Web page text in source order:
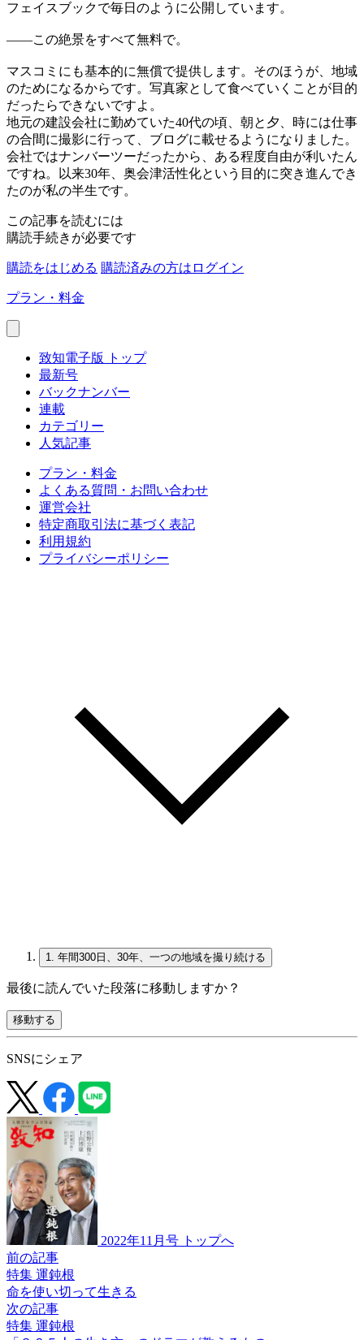
フェイスブックで毎日のように公開しています。
——この絶景をすべて無料で。
マスコミにも基本的に無償で提供します。そのほうが、地域
のためになるからです。写真家として食べていくことが目的
だったらできないですよ。
地元の建設会社に勤めていた40代の頃、朝と夕、時には仕事
の合間に撮影に行って、ブログに載せるようになりました。
会社ではナンバーツーだったから、ある程度自由が利いたん
ですね。以来30年、奥会津活性化という目的に突き進んでき
たのが私の半生です。
この記事を読むには
購読手続きが必要です
購読をはじめる 購読済みの方はログイン
プラン・料金
致知電子版 トップ
最新号
バックナンバー
連載
カテゴリー
人気記事
プラン・料金
よくある質問・お問い合わせ
運営会社
特定商取引法に基づく表記
利用規約
プライバシーポリシー
1. 年間300日、30年、一つの地域を撮り続ける
最後に読んでいた段落に移動しますか？
移動する
SNSにシェア
2022年11月号 トップへ
前の記事
特集 運鈍根
命を使い切って生きる
次の記事
特集 運鈍根